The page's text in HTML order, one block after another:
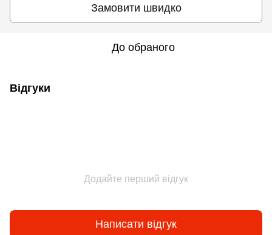
Замовити швидко
До обраного
Відгуки
Додайте перший відгук
Написати відгук